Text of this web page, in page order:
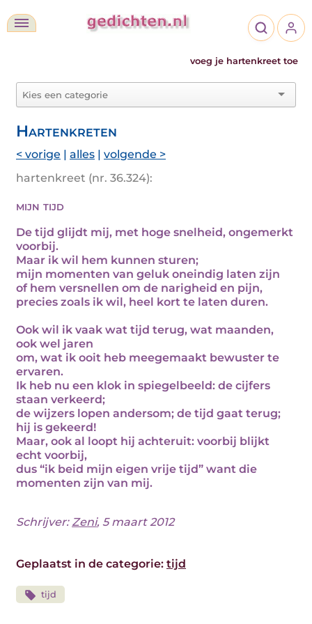
voeg je hartenkreet toe
Hartenkreten
< vorige | alles | volgende >
hartenkreet (nr. 36.324):
mijn tijd
De tijd glijdt mij, met hoge snelheid, ongemerkt
voorbij.
Maar ik wil hem kunnen sturen;
mijn momenten van geluk oneindig laten zijn
of hem versnellen om de narigheid en pijn,
precies zoals ik wil, heel kort te laten duren.
Ook wil ik vaak wat tijd terug, wat maanden,
ook wel jaren
om, wat ik ooit heb meegemaakt bewuster te
ervaren.
Ik heb nu een klok in spiegelbeeld: de cijfers
staan verkeerd;
de wijzers lopen andersom; de tijd gaat terug;
hij is gekeerd!
Maar, ook al loopt hij achteruit: voorbij blijkt
echt voorbij,
dus “ik beid mijn eigen vrije tijd” want die
momenten zijn van mij.
Schrijver:Zeni, 5 maart 2012
Geplaatst in de categorie: tijd
tijd